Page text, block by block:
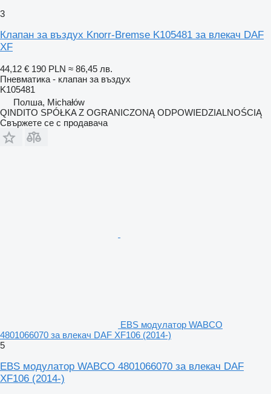
3
Клапан за въздух Knorr-Bremse K105481 за влекач DAF
XF
44,12 € 190 PLN ≈ 86,45 лв.
Пневматика - клапан за въздух
K105481
Полша, Michałów
QINDITO SPÓŁKA Z OGRANICZONĄ ODPOWIEDZIALNOŚCIĄ
Свържете се с продавача
EBS модулатор WABCO
4801066070 за влекач DAF XF106 (2014-)
5
EBS модулатор WABCO 4801066070 за влекач DAF
XF106 (2014-)